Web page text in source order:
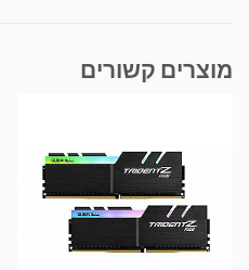
מוצרים קשורים